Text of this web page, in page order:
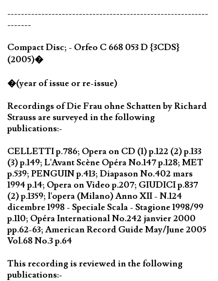
-----------------------------------------------------------
-------
Compact Disc; - Orfeo C 668 053 D {3CDS}
(2005)�
�(year of issue or re-issue)
Recordings of Die Frau ohne Schatten by Richard
Strauss are surveyed in the following
publications:-
CELLETTI p.786; Opera on CD (1) p.122 (2) p.133
(3) p.149; L'Avant Scène Opéra No.147 p.128; MET
p.539; PENGUIN p.413; Diapason No.402 mars
1994 p.14; Opera on Video p.207; GIUDICI p.837
(2) p.1359; l'opera (Milano) Anno XII - N.124
dicembre 1998 - Speciale Scala - Stagione 1998/99
p.110; Opéra International No.242 janvier 2000
pp.62-63; American Record Guide May/June 2005
Vol.68 No.3 p.64
This recording is reviewed in the following
publications:-